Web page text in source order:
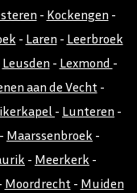
- Kockengen -
- Laren - Leerbroek
Leusden - Lexmond -
aan de Vecht-
- Lunteren -
- Maarssenbroek -
- Meerkerk -
Moordrecht- Muiden